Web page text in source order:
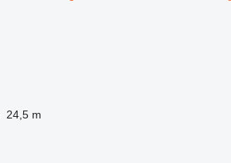
24,5 m